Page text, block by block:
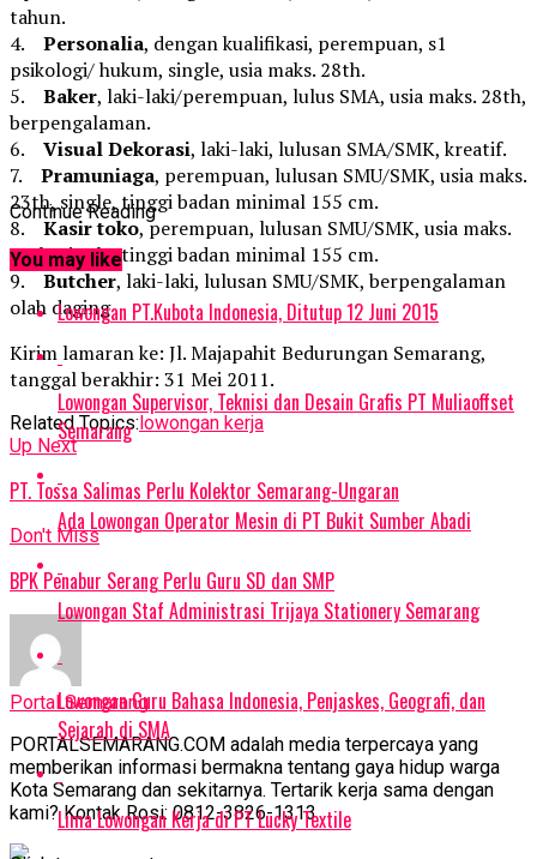
tahun.
4. Personalia, dengan kualifikasi, perempuan, s1
psikologi/ hukum, single, usia maks. 28th.
5. Baker, laki-laki/perempuan, lulus SMA, usia maks. 28th,
berpengalaman.
6. Visual Dekorasi, laki-laki, lulusan SMA/SMK, kreatif.
7. Pramuniaga, perempuan, lulusan SMU/SMK, usia maks.
23th, single, tinggi badan minimal 155 cm.
8. Kasir toko, perempuan, lulusan SMU/SMK, usia maks.
23th, single, tinggi badan minimal 155 cm.
9. Butcher, laki-laki, lulusan SMU/SMK, berpengalaman
olah daging
Kirim lamaran ke: Jl. Majapahit Bedurungan Semarang,
tanggal berakhir: 31 Mei 2011.
Related Topics:lowongan kerja
Up Next
PT. Tossa Salimas Perlu Kolektor Semarang-Ungaran
Don't Miss
BPK Penabur Serang Perlu Guru SD dan SMP
Portal Semarang
PORTALSEMARANG.COM adalah media terpercaya yang
memberikan informasi bermakna tentang gaya hidup warga
Kota Semarang dan sekitarnya. Tertarik kerja sama dengan
kami? Kontak Rosi: 0812-3826-1313
Continue Reading
You may like
Lowongan PT.Kubota Indonesia, Ditutup 12 Juni 2015
Lowongan Supervisor, Teknisi dan Desain Grafis PT Muliaoffset
Semarang
Ada Lowongan Operator Mesin di PT Bukit Sumber Abadi
Lowongan Staf Administrasi Trijaya Stationery Semarang
Lowongan Guru Bahasa Indonesia, Penjaskes, Geografi, dan
Sejarah di SMA
Lima Lowongan Kerja di PT Lucky Textile